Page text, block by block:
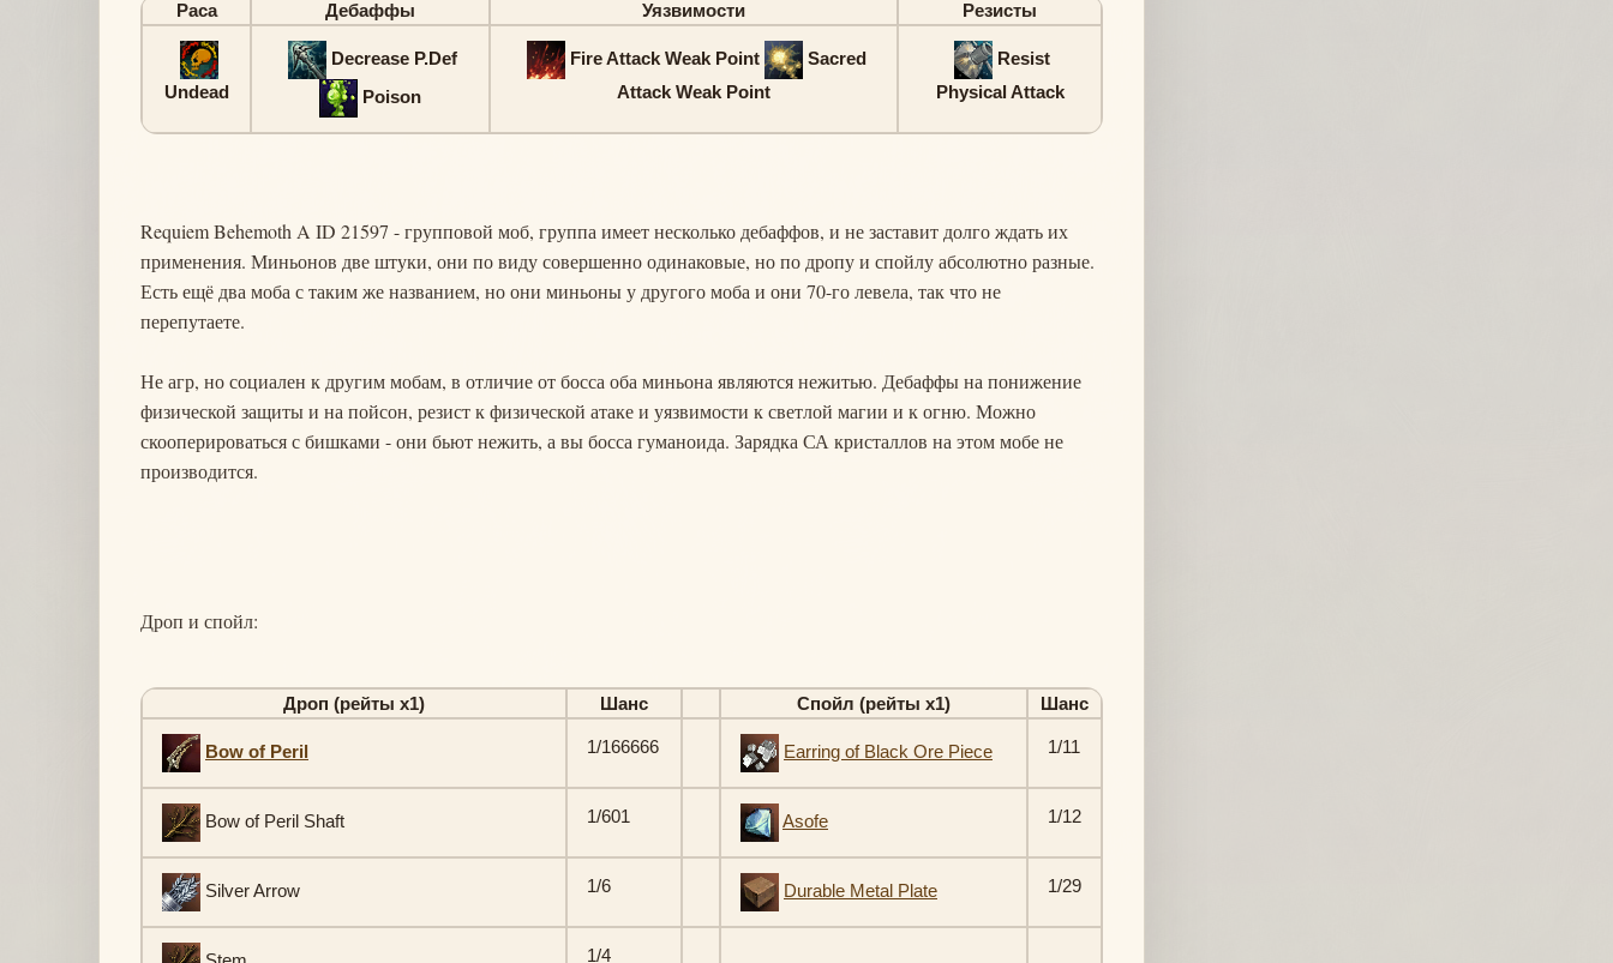
Раса Дебаффы Уязвимости Резисты
Undead
Decrease P.Def
Poison
Fire Attack Weak Point
Sacred
Attack Weak Point
Resist
Physical Attack
Requiem Behemoth A ID 21597 - групповой моб, группа имеет несколько дебаффов, и не заставит долго ждать их
применения. Миньонов две штуки, они по виду совершенно одинаковые, но по дропу и спойлу абсолютно разные.
Есть ещё два моба с таким же названием, но они миньоны у другого моба и они 70-го левела, так что не
перепутаете.
Не агр, но социален к другим мобам, в отличие от босса оба миньона являются нежитью. Дебаффы на понижение
физической защиты и на пойсон, резист к физической атаке и уязвимости к светлой магии и к огню. Можно
скооперироваться с бишками - они бьют нежить, а вы босса гуманоида. Зарядка СА кристаллов на этом мобе не
производится.
Дроп и спойл:
Дроп (рейты х1) Шанс Спойл (рейты х1) Шанс
Bow of Peril 1/166666 Earring of Black Ore Piece 1/11
Bow of Peril Shaft 1/601 Asofe 1/12
Silver Arrow 1/6 Durable Metal Plate 1/29
1/4